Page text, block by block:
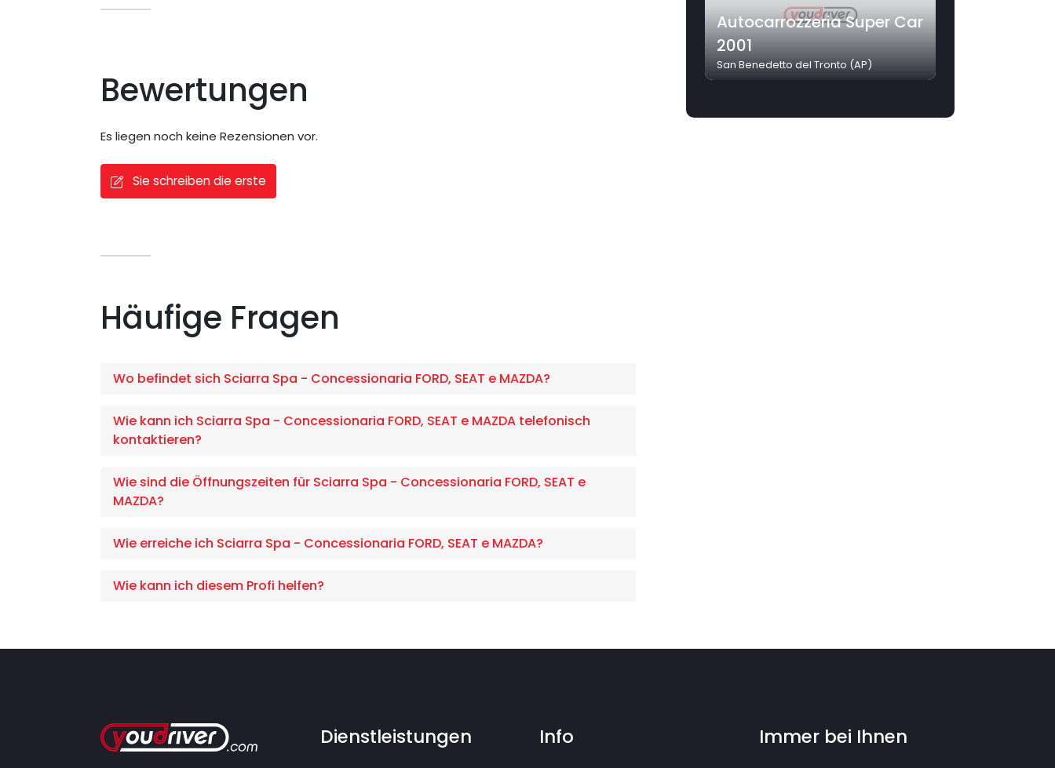
Bewertungen
Es liegen noch keine Rezensionen vor.
Sie schreiben die erste
Häufige Fragen
Wo befindet sich Sciarra Spa - Concessionaria FORD, SEAT e MAZDA?
Wie kann ich Sciarra Spa - Concessionaria FORD, SEAT e MAZDA telefonisch
kontaktieren?
Wie sind die Öffnungszeiten für Sciarra Spa - Concessionaria FORD, SEAT e
MAZDA?
Wie erreiche ich Sciarra Spa - Concessionaria FORD, SEAT e MAZDA?
Wie kann ich diesem Profi helfen?
Autocarrozzeria Super Car
2001
San Benedetto del Tronto (AP)
Dienstleistungen Info Immer bei Ihnen